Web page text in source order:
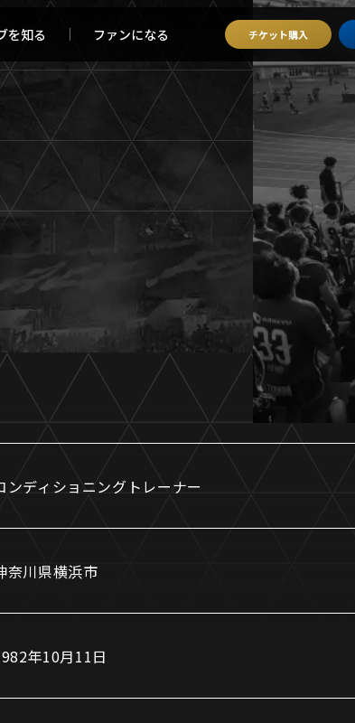
を知る ファンになる チケット購入
オンラインストア
クラブを知るトップ
ＦＣ町田ゼルビアについて
選手・スタッフ紹介
ファンになるトップ
ファンクラブ
ＦＣ町田ゼルビアをサポート
グッズ
オン
ユニ
ホーム
ＦＣ
ンディショニングトレーナー
奈川県横浜市
年10月11日